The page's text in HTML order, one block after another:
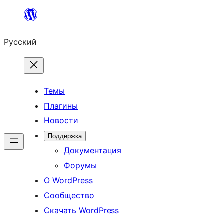
Перейти
содержимому
Русский
Темы
Плагины
Новости
Поддержка
Документация
Форумы
О WordPress
Сообщество
Скачать WordPress